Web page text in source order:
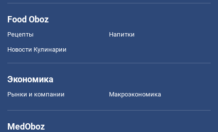
Food Oboz
Рецепты Напитки
Новости Кулинарии
Экономика
Рынки и компании Mакроэкономика
MedOboz